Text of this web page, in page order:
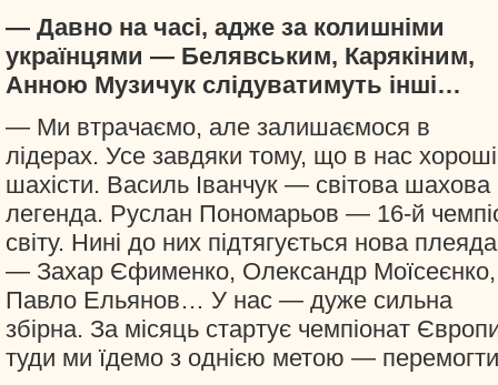
— Давно на часі, адже за колишніми
українцями — Белявським, Карякіним,
Анною Музичук слідуватимуть інші…
— Ми втрачаємо, але залишаємося в
лідерах. Усе завдяки тому, що в нас хороші
шахісти. Василь Іванчук — світова шахова
легенда. Руслан Пономарьов — 16-й
світу. Нині до них підтягується нова плеяда
— Захар Єфименко, Олександр Моїсеєнко,
Павло Ельянов… У нас — дуже сильна
збірна. За місяць стартує чемпіонат
туди ми їдемо з однією метою —